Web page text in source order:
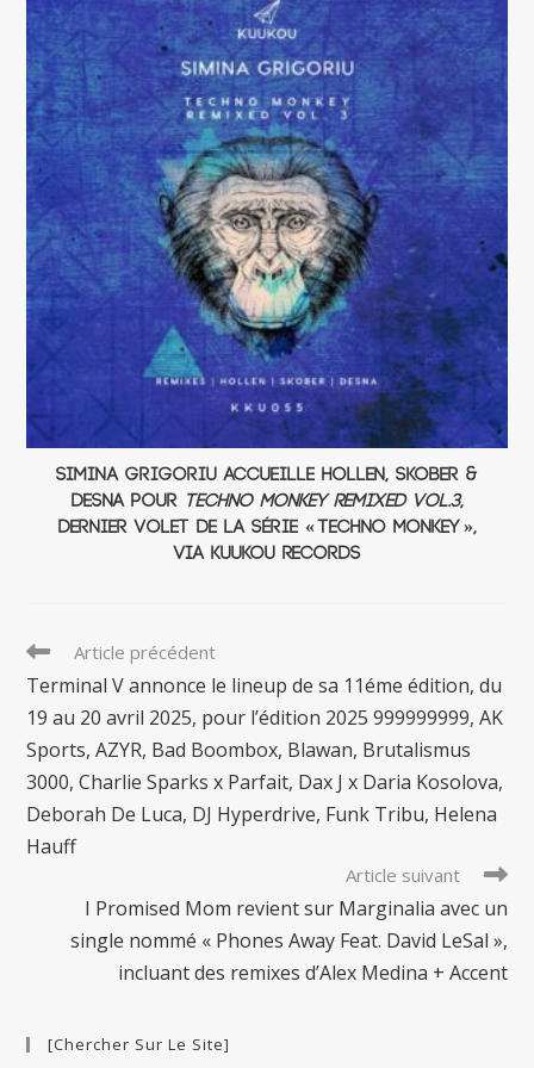
Simina Grigoriu accueille Hollen, Skober &
DESNA pour Techno Monkey Remixed Vol.3,
dernier volet de la série « Techno Monkey »,
via Kuukou Records
Read
more
articles
Article précédent
Terminal V annonce le lineup de sa 11éme édition, du
19 au 20 avril 2025, pour l’édition 2025 999999999, AK
Sports, AZYR, Bad Boombox, Blawan, Brutalismus
3000, Charlie Sparks x Parfait, Dax J x Daria Kosolova,
Deborah De Luca, DJ Hyperdrive, Funk Tribu, Helena
Hauff
Article suivant
I Promised Mom revient sur Marginalia avec un
single nommé « Phones Away Feat. David LeSal »,
incluant des remixes d’Alex Medina + Accent
[Chercher Sur Le Site]